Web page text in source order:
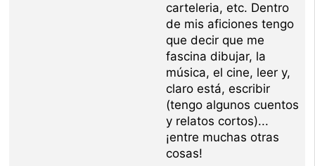
carteleria, etc. Dentro
de mis aficiones tengo
que decir que me
fascina dibujar, la
música, el cine, leer y,
claro está, escribir
(tengo algunos cuentos
y relatos cortos)...
¡entre muchas otras
cosas!